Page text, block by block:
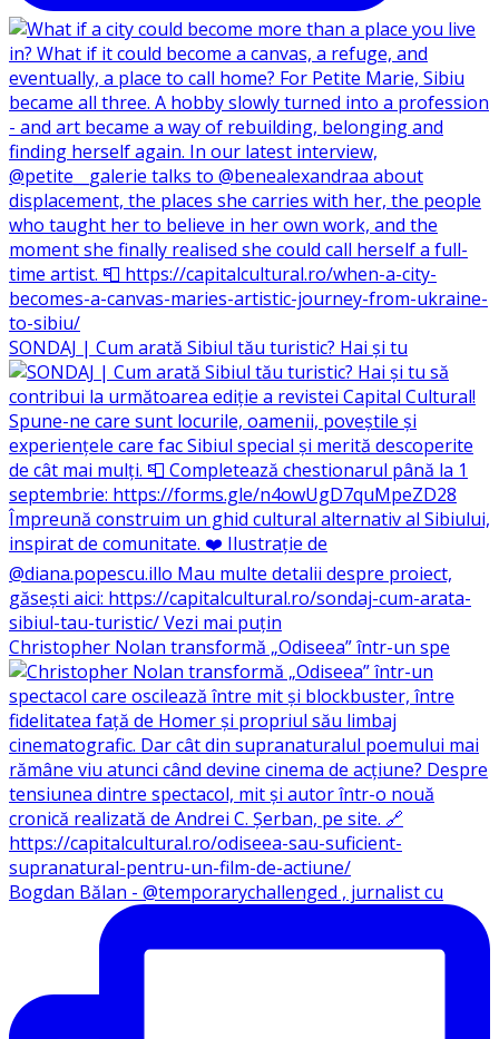
SONDAJ | Cum arată Sibiul tău turistic? Hai și tu
Christopher Nolan transformă „Odiseea” într-un spe
Bogdan Bălan - @temporarychallenged , jurnalist cu